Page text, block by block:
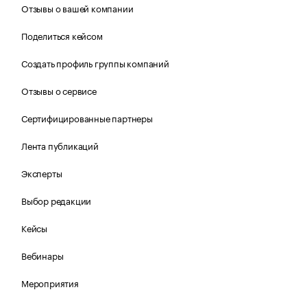
Отзывы о вашей компании
Поделиться кейсом
Создать профиль группы компаний
Отзывы о сервисе
Сертифицированные партнеры
Лента публикаций
Эксперты
Выбор редакции
Кейсы
Вебинары
Мероприятия